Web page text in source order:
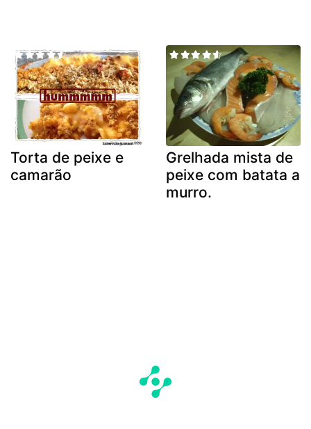
Torta de peixe e
camarão
Grelhada mista de
peixe com batata a
murro.